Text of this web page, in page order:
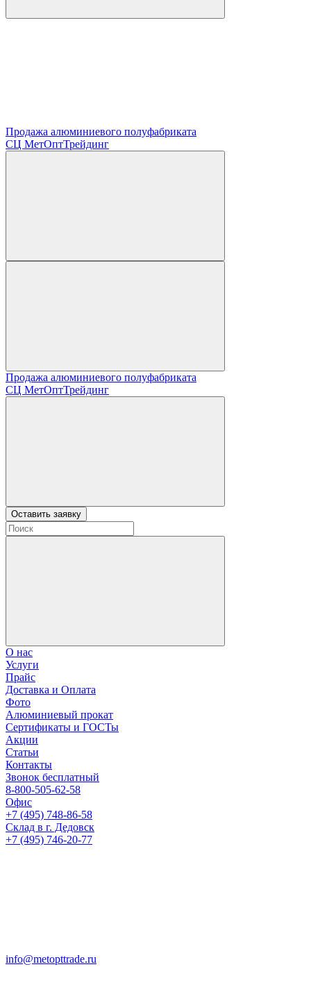
Продажа алюминиевого полуфабриката
СЦ МетОптТрейдинг
Продажа алюминиевого полуфабриката
СЦ МетОптТрейдинг
Оставить заявку
О нас
Услуги
Прайс
Доставка и Оплата
Фото
Алюминиевый прокат
Сертификаты и ГОСТы
Акции
Статьи
Контакты
Звонок бесплатный
8-800-505-62-58
Офис
+7 (495) 748-86-58
Склад в г. Дедовск
+7 (495) 746-20-77
info@metopttrade.ru